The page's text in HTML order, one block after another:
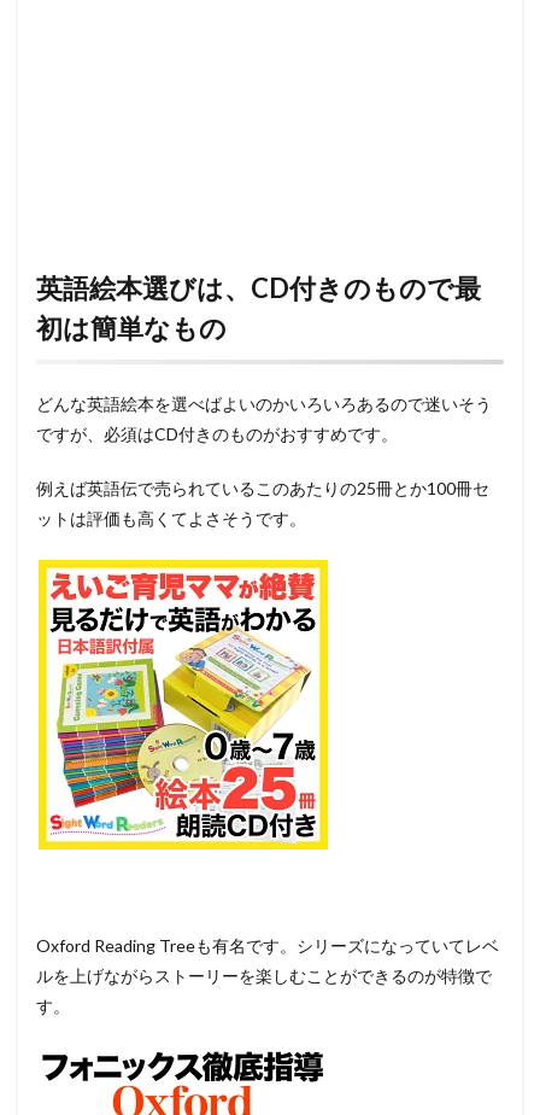
英語絵本選びは、CD付きのもので最
初は簡単なもの
どんな英語絵本を選べばよいのかいろいろあるので迷いそう
ですが、必須はCD付きのものがおすすめです。
例えば英語伝で売られているこのあたりの25冊とか100冊セ
ットは評価も高くてよさそうです。
Oxford Reading Treeも有名です。シリーズになっていてレベ
ルを上げながらストーリーを楽しむことができるのが特徴で
す。